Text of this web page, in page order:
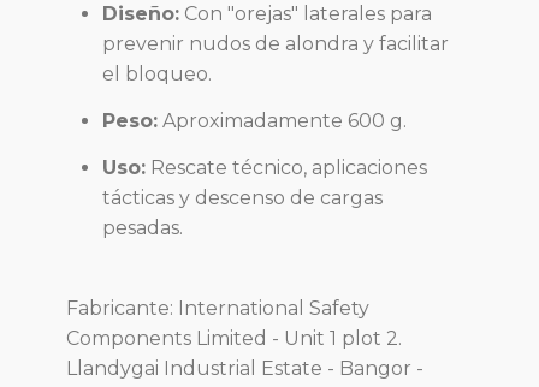
Diseño: Con "orejas" laterales para
prevenir nudos de alondra y facilitar
el bloqueo.
Peso: Aproximadamente 600 g.
Uso: Rescate técnico, aplicaciones
tácticas y descenso de cargas
pesadas.
Fabricante: International Safety
Components Limited - Unit 1 plot 2.
Llandygai Industrial Estate - Bangor -